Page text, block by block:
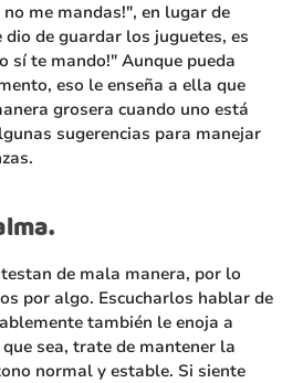
me mandas!", en lugar de
de guardar los juguetes, es
sí te mando!" Aunque pueda
eso le enseña a ella que
grosera cuando uno está
sugerencias para manejar
de mala manera, por lo
por algo. Escucharlos hablar de
también le enoja a
sea, trate de mantener la
normal y estable. Si siente